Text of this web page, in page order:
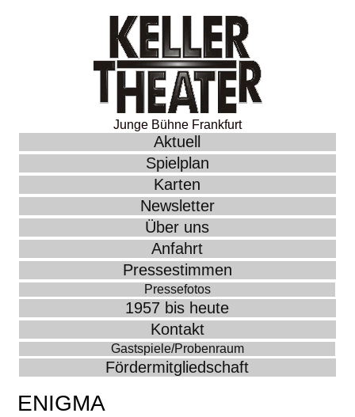
Junge Bühne Frankfurt
Aktuell
Spielplan
Karten
Newsletter
Über uns
Anfahrt
Pressestimmen
Pressefotos
1957 bis heute
Kontakt
Gastspiele/Probenraum
Fördermitgliedschaft
ENIGMA